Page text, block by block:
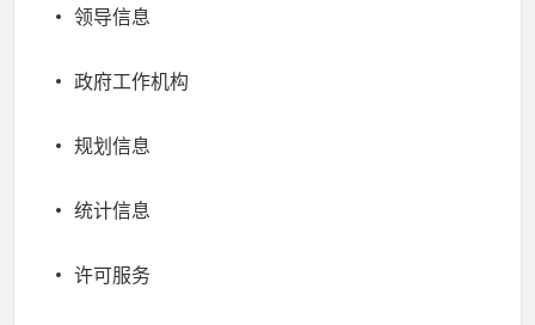
领导信息
政府工作机构
规划信息
统计信息
许可服务